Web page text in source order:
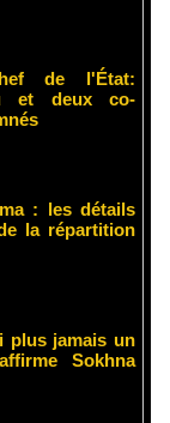
de l'État:
et deux co-
: les détails
la répartition
plus jamais un
Sokhna